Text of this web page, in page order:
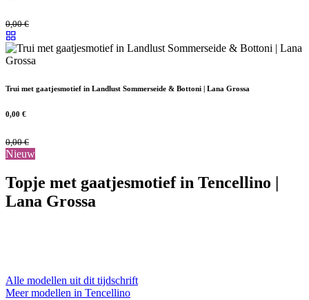
0,00€
Trui met gaatjesmotief in Landlust Sommerseide & Bottoni | Lana Grossa
0,00 €
0,00€
Nieuw
Topje met gaatjesmotief in Tencellino |
Lana Grossa
Alle modellen uit dit tijdschrift
Meer modellen in Tencellino